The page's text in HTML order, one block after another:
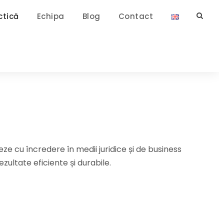
Echipa Blog Contact
cu încredere în medii juridice și de business
eficiente și durabile.